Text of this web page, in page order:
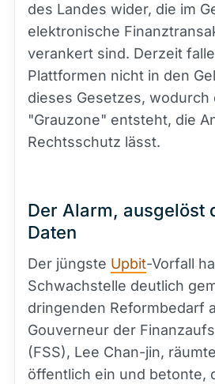
des Landes wider, die im
elektronische
verankert sind. Derzeit
Plattformen nicht in den
dieses Gesetzes, wodurch
"Grauzone" entsteht, die
Rechtsschutz lässt.
Der Alarm, ausgelöst
Daten
Der jüngste Upbit-Vorfall
Schwachstelle deutlich
dringenden Reformbedarf
Gouverneur der
(FSS), Lee Chan-jin,
öffentlich ein und betonte,